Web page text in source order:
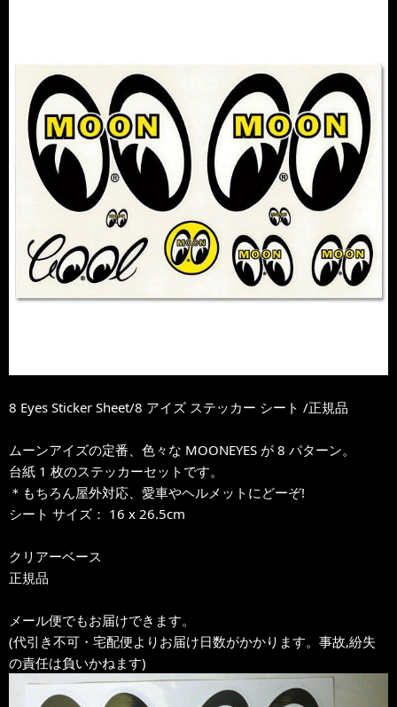
8 Eyes Sticker Sheet/8 アイズ ステッカー シート /正規品
ムーンアイズの定番、色々な MOONEYES が 8 パターン。
台紙 1 枚のステッカーセットです。
＊もちろん屋外対応、愛車やヘルメットにどーぞ!
シート サイズ： 16 x 26.5cm
クリアーベース
正規品
メール便でもお届けできます。
(代引き不可・宅配便よりお届け日数がかかります。事故,紛失
の責任は負いかねます)